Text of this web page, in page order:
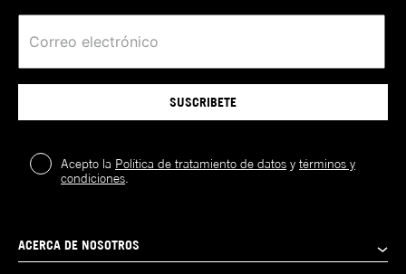
SUSCRIBETE
Acepto la Política de tratamiento de datos ytérminos y
condiciones
ACERCA DE NOSOTROS